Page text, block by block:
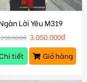
Lời Yêu M319
₫ 3.050.000₫
tiết
Giỏ hàng